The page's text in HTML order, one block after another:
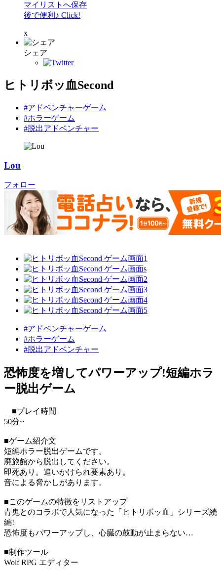
マイリストへ保存
後で便利♪ Click!
x
シェア
ヒトリボッ血Second
#アドベンチャーゲーム
#ホラーゲーム
#脱出アドベンチャー
Lou
フォロー
#アドベンチャーゲーム
#ホラーゲーム
#脱出アドベンチャー
恐怖度を増してパワーアップ!短編ホラ
ー脱出ゲーム
■プレイ時間
50分~
■ゲーム紹介文
短編ホラー脱出ゲームです。
廃旅館から脱出してください。
即死あり。追いかけられ要素あり。
音による脅かしがあります。
■このゲームの特徴をリストアップ
青鬼とのコラボで人気になった「ヒトリボッ血」シリーズ続
編!
恐怖度もパワーアップし、心臓の鼓動が止まらない…
■制作ツール
Wolf RPG エディター